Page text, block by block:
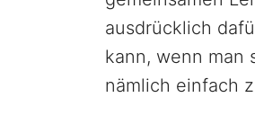
ausdrücklich
kann, wenn man
nämlich einfach